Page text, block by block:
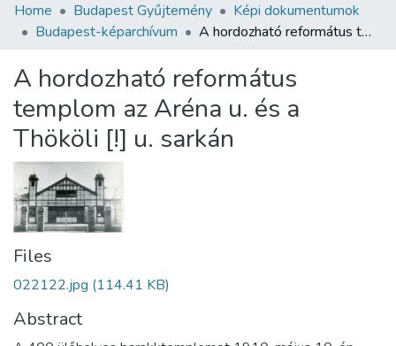
Communities & Collections
Statistics
About us
Home Budapest Gyűjtemény
Képi dokumentumok
Budapest-képarchívum
A hordozható református templom az Aréna u. és a Thököli [!] u. sarkán
A hordozható református
templom az Aréna u. és a
Thököli [!] u. sarkán
Files
022122.jpg (114.41 KB)
Abstract